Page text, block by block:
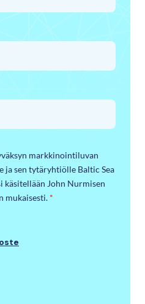
markkinointiluvan
ja sen tytäryhtiölle Baltic Sea
käsitellään John Nurmisen
mukaisesti. *